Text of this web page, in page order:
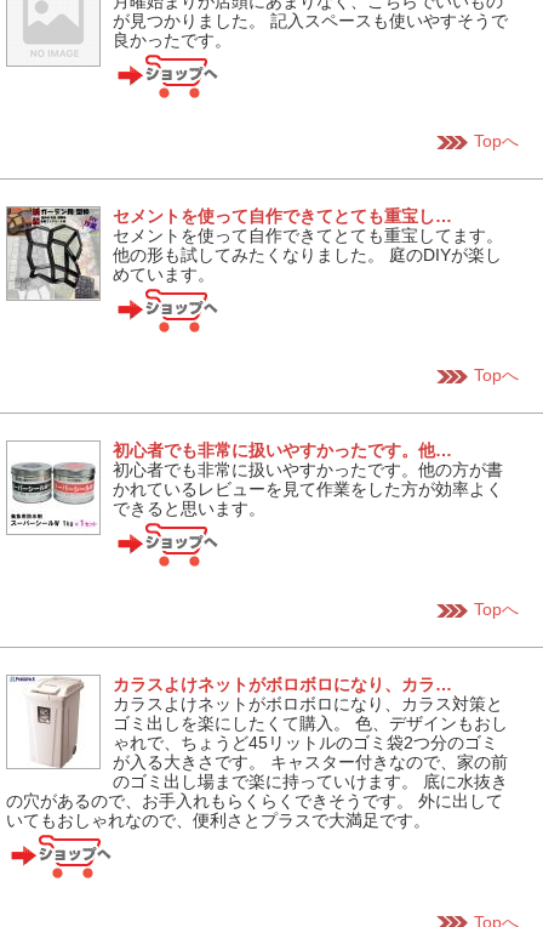
が見つかりました。 記入スペースも使いやすそうで
良かったです。
Topへ
セメントを使って自作できてとても重宝し…
セメントを使って自作できてとても重宝してます。
他の形も試してみたくなりました。 庭のDIYが楽し
めています。
Topへ
初心者でも非常に扱いやすかったです。他…
初心者でも非常に扱いやすかったです。他の方が書
かれているレビューを見て作業をした方が効率よく
できると思います。
Topへ
カラスよけネットがボロボロになり、カラ…
カラスよけネットがボロボロになり、カラス対策と
ゴミ出しを楽にしたくて購入。 色、デザインもおし
ゃれで、ちょうど45リットルのゴミ袋2つ分のゴミ
が入る大きさです。 キャスター付きなので、家の前
のゴミ出し場まで楽に持っていけます。 底に水抜き
の穴があるので、お手入れもらくらくできそうです。 外に出して
いてもおしゃれなので、便利さとプラスで大満足です。
Topへ